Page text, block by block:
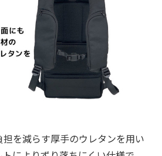
を減らす厚手のウレタンを用い